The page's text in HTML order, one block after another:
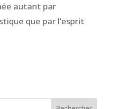
autant par
que par l’esprit